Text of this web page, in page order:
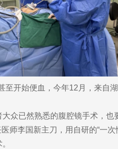
开始便血，今年12月，来自
众已然熟悉的腹腔镜手术，
李国新主刀，用自研的“一